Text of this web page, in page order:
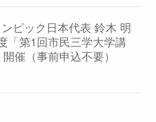
ンピック日本代表 鈴木 明
「第1回市民三学大学講
催（事前申込不要）